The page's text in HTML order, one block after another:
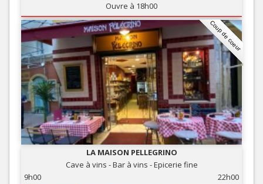
Ouvre à 18h00
Coup de coeur
LA MAISON PELLEGRINO
Cave à vins - Bar à vins - Epicerie fine
9h00
22h00